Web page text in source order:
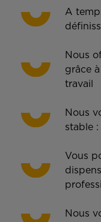
A
Nous
grâce
travail
Nous
stable :
Vous
Nous